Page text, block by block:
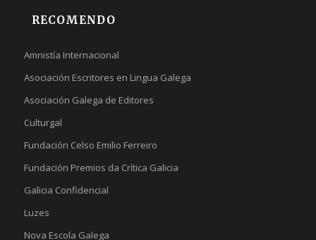
RECOMENDO
Amnistía Internacional
Asociación Escritores en Lingua Galega
Asociación Galega de Editores
Culturgal
Fundación Celso Emilio Ferreiro
Fundación Premios da Crítica Galicia
Galicia Confidencial
Luzes
Nova Escola Galega